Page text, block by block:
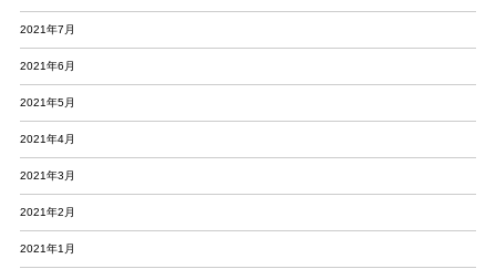
2021年7月
2021年6月
2021年5月
2021年4月
2021年3月
2021年2月
2021年1月